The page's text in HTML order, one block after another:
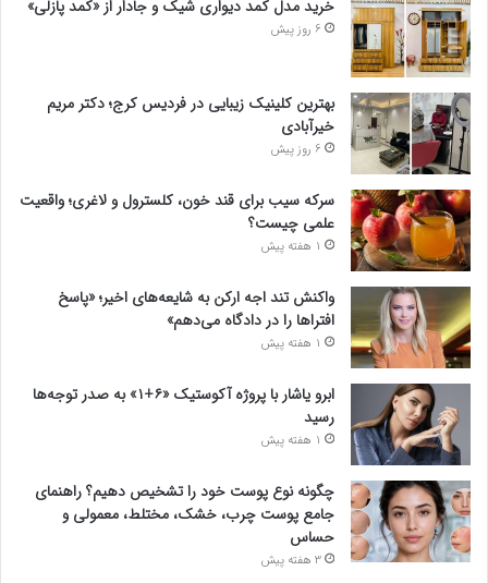
خرید مدل کمد دیواری شیک و جادار از «کمد پازلی»
6 روز پیش
بهترین کلینیک زیبایی در فردیس کرج؛ دکتر مریم
خیرآبادی
6 روز پیش
سرکه سیب برای قند خون، کلسترول و لاغری؛ واقعیت
علمی چیست؟
1 هفته پیش
واکنش تند اجه ارکن به شایعه‌های اخیر؛ «پاسخ
افتراها را در دادگاه می‌دهم»
1 هفته پیش
ابرو یاشار با پروژه آکوستیک «۶+۱» به صدر توجه‌ها
رسید
1 هفته پیش
چگونه نوع پوست خود را تشخیص دهیم؟ راهنمای
جامع پوست چرب، خشک، مختلط، معمولی و
حساس
3 هفته پیش